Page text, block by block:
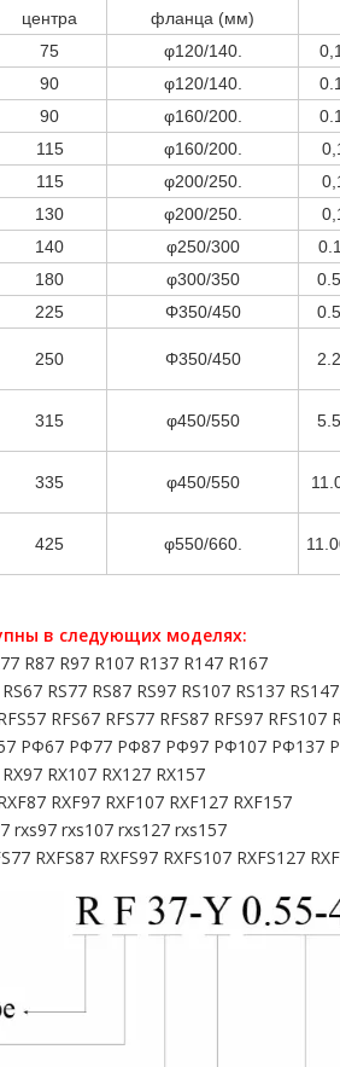
центра
фланца (мм)
75 φ120/140.
90 φ120/140.
90 φ160/200.
115 φ160/200.
115 φ200/250.
130 φ200/250.
140 φ250/300
180 φ300/350
225 Φ350/450
250 Φ350/450
315 φ450/550
335 φ450/550
425 φ550/660.
в следующих моделях:
R87 R97 R107 R137 R147 R167
RS77 RS87 RS97 RS107 RS137
RFS67 RFS77 RFS87 RFS97 RFS107
РФ67 РФ77 РФ87 РФ97 РФ107 РФ137
RX107 RX127 RX157
RXF97 RXF107 RXF127 RXF157
rxs97 rxs107 rxs127 rxs157
RXFS87 RXFS97 RXFS107 RXFS127